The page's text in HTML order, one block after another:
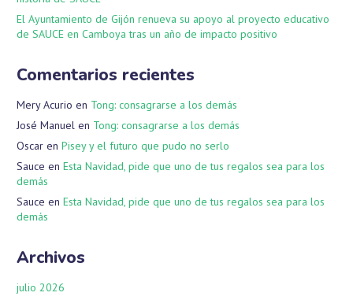
El Ayuntamiento de Gijón renueva su apoyo al proyecto educativo
de SAUCE en Camboya tras un año de impacto positivo
Comentarios recientes
Mery Acurio en Tong: consagrarse a los demás
José Manuel en Tong: consagrarse a los demás
Oscar en Pisey y el futuro que pudo no serlo
Sauce en Esta Navidad, pide que uno de tus regalos sea para los
demás
Sauce en Esta Navidad, pide que uno de tus regalos sea para los
demás
Archivos
julio 2026